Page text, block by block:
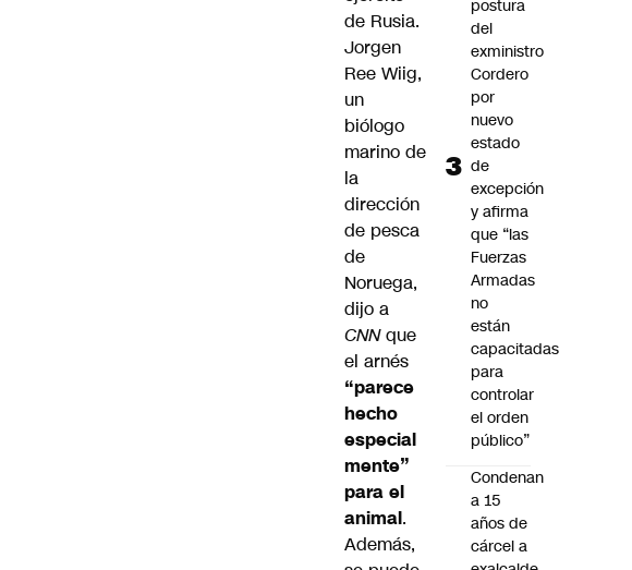
de Rusia.
Jorgen
Ree Wiig,
un
biólogo
marino de
la
dirección
de pesca
de
Noruega,
dijo a
CNNque
el arnés
“parece
hecho
especial
mente”
para el
animal.
Además,
postura
del
exministro
Cordero
por
nuevo
estado
de
excepción
y afirma
que “las
Fuerzas
Armadas
no
están
capacitadas
para
controlar
el orden
público”
Condenan
a 15
años de
cárcel a